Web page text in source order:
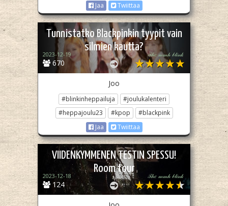
Jaa
Twiittaa
Tunnistatko Blackpinkin tyypit vain
silmien kautta?
670
2023-12-19 𝒯𝒽𝑒 𝓂𝓂𝒽 𝒷𝓁𝒾𝓃𝓀
Joo
#blinkinheppailuja
#joulukalenteri
#heppajoulu23
#kpop
#blackpink
Jaa
Twiittaa
VIIDENKYMMENEN TESTIN SPESSU!
Room tour
124
2023-12-18 𝒯𝒽𝑒 𝓂𝓂𝒽 𝒷𝓁𝒾𝓃𝓀